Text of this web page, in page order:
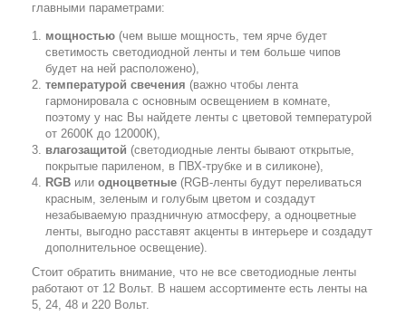
главными параметрами:
мощностью (чем выше мощность, тем ярче будет
светимость светодиодной ленты и тем больше чипов
будет на ней расположено),
температурой свечения (важно чтобы лента
гармонировала с основным освещением в комнате,
поэтому у нас Вы найдете ленты с цветовой температурой
от 2600К до 12000К),
влагозащитой (светодиодные ленты бывают открытые,
покрытые париленом, в ПВХ-трубке и в силиконе),
RGB или одноцветные (RGB-ленты будут переливаться
красным, зеленым и голубым цветом и создадут
незабываемую праздничную атмосферу, а одноцветные
ленты, выгодно расставят акценты в интерьере и создадут
дополнительное освещение).
Стоит обратить внимание, что не все светодиодные ленты
работают от 12 Вольт. В нашем ассортименте есть ленты на
5, 24, 48 и 220 Вольт.